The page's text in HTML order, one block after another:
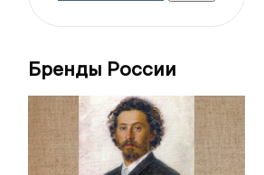
Бренды России